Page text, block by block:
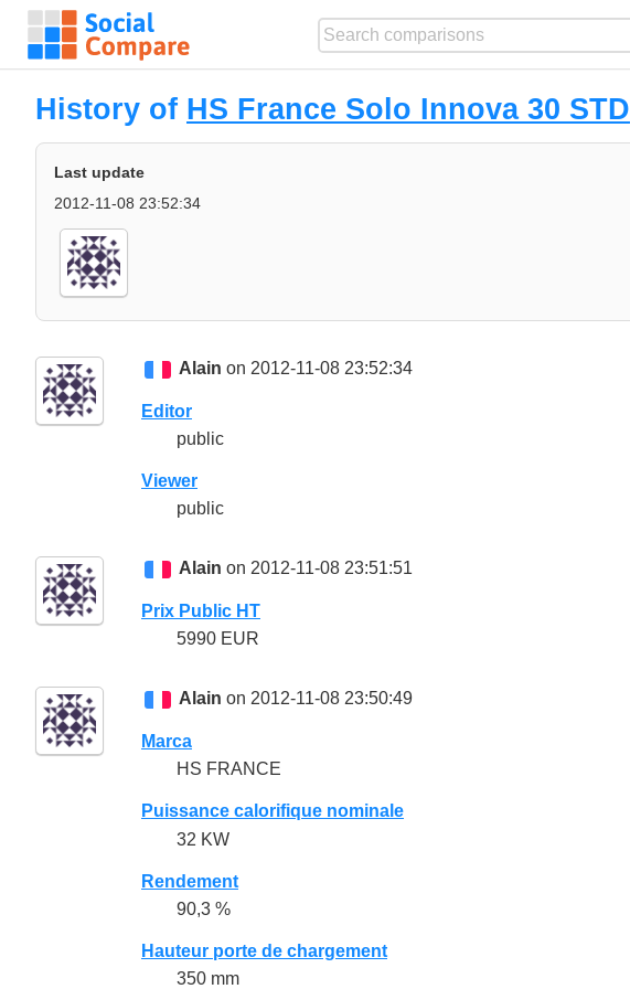
History of HS France Solo Innova 30 STD
Last update
2012-11-08 23:52:34
Alain on 2012-11-08 23:52:34
Editor
public
Viewer
public
Alain on 2012-11-08 23:51:51
Prix Public HT
5990 EUR
Alain on 2012-11-08 23:50:49
Marca
HS FRANCE
Puissance calorifique nominale
32 KW
Rendement
90,3 %
Hauteur porte de chargement
350 mm